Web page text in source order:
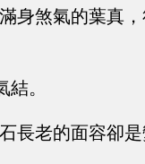
身煞氣的葉真
結。
長老的面容卻